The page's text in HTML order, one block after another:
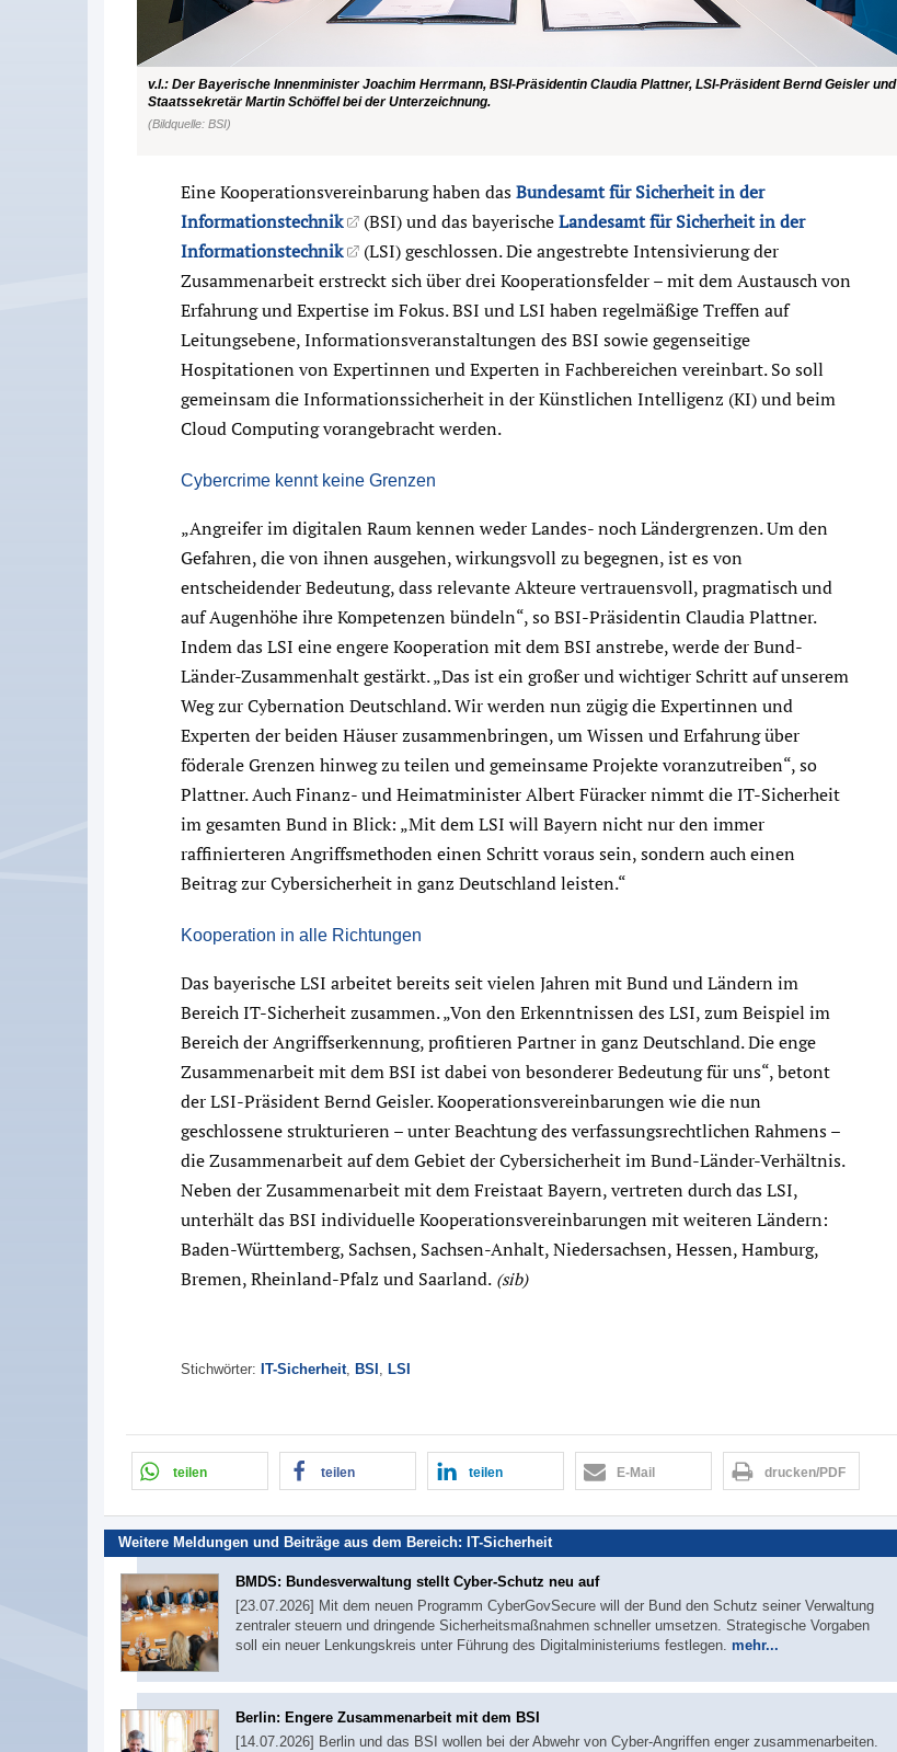
v.l.: Der Bayerische Innenminister Joachim Herrmann, BSI-Präsidentin Claudia Plattner, LSI-Präsident Bernd Geisler und
Staatssekretär Martin Schöffel bei der Unterzeichnung.
(Bildquelle: BSI)
Eine Kooperationsvereinbarung haben dasBundesamt für Sicherheit in der
Informationstechnik
(BSI) und das bayerischeLandesamt für Sicherheit in der
Informationstechnik
(LSI) geschlossen. Die angestrebte Intensivierung der
Zusammenarbeit erstreckt sich über drei Kooperationsfelder – mit dem Austausch von
Erfahrung und Expertise im Fokus. BSI und LSI haben regelmäßige Treffen auf
Leitungsebene, Informationsveranstaltungen des BSI sowie gegenseitige
Hospitationen von Expertinnen und Experten in Fachbereichen vereinbart. So soll
gemeinsam die Informationssicherheit in der Künstlichen Intelligenz (KI) und beim
Cloud Computing vorangebracht werden.
Cybercrime kennt keine Grenzen
„Angreifer im digitalen Raum kennen weder Landes- noch Ländergrenzen. Um den
Gefahren, die von ihnen ausgehen, wirkungsvoll zu begegnen, ist es von
entscheidender Bedeutung, dass relevante Akteure vertrauensvoll, pragmatisch und
auf Augenhöhe ihre Kompetenzen bündeln“, so BSI-Präsidentin Claudia Plattner.
Indem das LSI eine engere Kooperation mit dem BSI anstrebe, werde der Bund-
Länder-Zusammenhalt gestärkt. „Das ist ein großer und wichtiger Schritt auf unserem
Weg zur Cybernation Deutschland. Wir werden nun zügig die Expertinnen und
Experten der beiden Häuser zusammenbringen, um Wissen und Erfahrung über
föderale Grenzen hinweg zu teilen und gemeinsame Projekte voranzutreiben“, so
Plattner. Auch Finanz- und Heimatminister Albert Füracker nimmt die IT-Sicherheit
im gesamten Bund in Blick: „Mit dem LSI will Bayern nicht nur den immer
raffinierteren Angriffsmethoden einen Schritt voraus sein, sondern auch einen
Beitrag zur Cybersicherheit in ganz Deutschland leisten.“
Kooperation in alle Richtungen
Das bayerische LSI arbeitet bereits seit vielen Jahren mit Bund und Ländern im
Bereich IT-Sicherheit zusammen. „Von den Erkenntnissen des LSI, zum Beispiel im
Bereich der Angriffserkennung, profitieren Partner in ganz Deutschland. Die enge
Zusammenarbeit mit dem BSI ist dabei von besonderer Bedeutung für uns“, betont
der LSI-Präsident Bernd Geisler. Kooperationsvereinbarungen wie die nun
geschlossene strukturieren – unter Beachtung des verfassungsrechtlichen Rahmens –
die Zusammenarbeit auf dem Gebiet der Cybersicherheit im Bund-Länder-Verhältnis.
Neben der Zusammenarbeit mit dem Freistaat Bayern, vertreten durch das LSI,
unterhält das BSI individuelle Kooperationsvereinbarungen mit weiteren Ländern:
Baden-Württemberg, Sachsen, Sachsen-Anhalt, Niedersachsen, Hessen, Hamburg,
Bremen, Rheinland-Pfalz und Saarland. (sib)
Stichwörter: IT-Sicherheit, BSI , LSI
teilen teilen teilen E-Mail drucken/PDF
Weitere Meldungen und Beiträge aus dem Bereich: IT-Sicherheit
BMDS: Bundesverwaltung stellt Cyber-Schutz neu auf
[23.07.2026] Mit dem neuen Programm CyberGovSecure will der Bund den Schutz seiner Verwaltung
zentraler steuern und dringende Sicherheitsmaßnahmen schneller umsetzen. Strategische Vorgaben
soll ein neuer Lenkungskreis unter Führung des Digitalministeriums festlegen. mehr...
Berlin: Engere Zusammenarbeit mit dem BSI
[14.07.2026] Berlin und das BSI wollen bei der Abwehr von Cyber-Angriffen enger zusammenarbeiten.